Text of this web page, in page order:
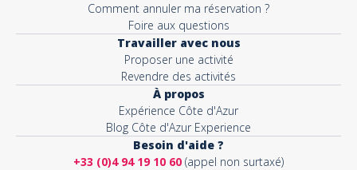
Comment annuler ma réservation ?
Foire aux questions
Travailler avec nous
Proposer une activité
Revendre des activités
À propos
Expérience Côte d'Azur
Blog Côte d'Azur Experience
Besoin d'aide ?
+33 (0)4 94 19 10 60 (appel non surtaxé)